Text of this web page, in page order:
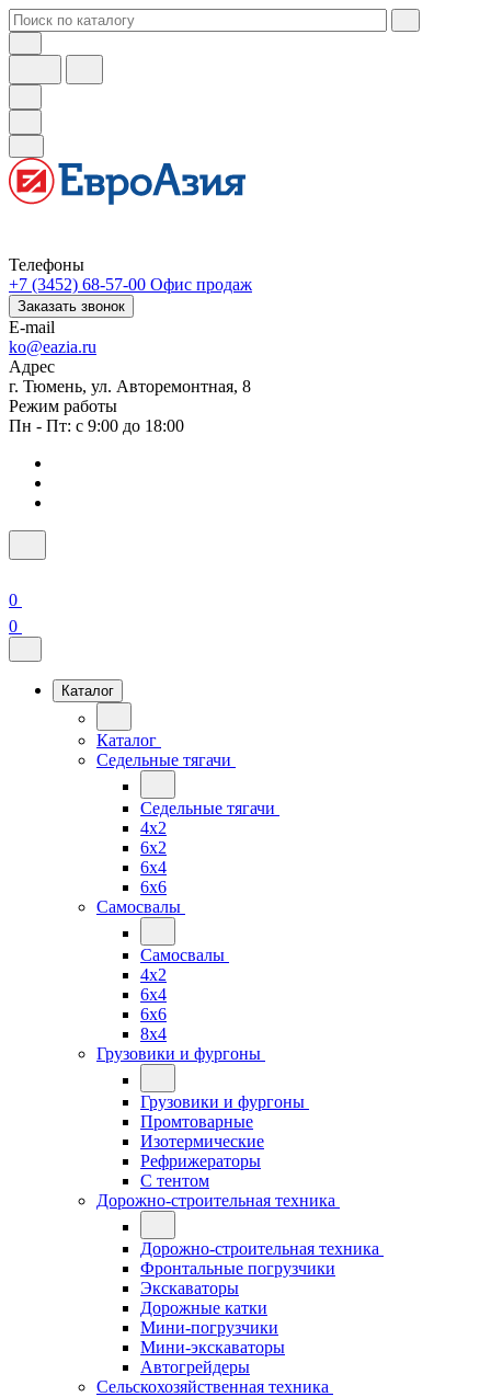
Телефоны
+7 (3452) 68-57-00 Офис продаж
Заказать звонок
E-mail
ko@eazia.ru
Адрес
г. Тюмень, ул. Авторемонтная, 8
Режим работы
Пн - Пт: с 9:00 до 18:00
0
0
Каталог
Каталог
Седельные тягачи
Седельные тягачи
4x2
6x2
6x4
6x6
Самосвалы
Самосвалы
4x2
6x4
6x6
8x4
Грузовики и фургоны
Грузовики и фургоны
Промтоварные
Изотермические
Рефрижераторы
С тентом
Дорожно-строительная техника
Дорожно-строительная техника
Фронтальные погрузчики
Экскаваторы
Дорожные катки
Мини-погрузчики
Мини-экскаваторы
Автогрейдеры
Сельскохозяйственная техника